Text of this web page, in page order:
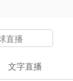
直播
文字直播